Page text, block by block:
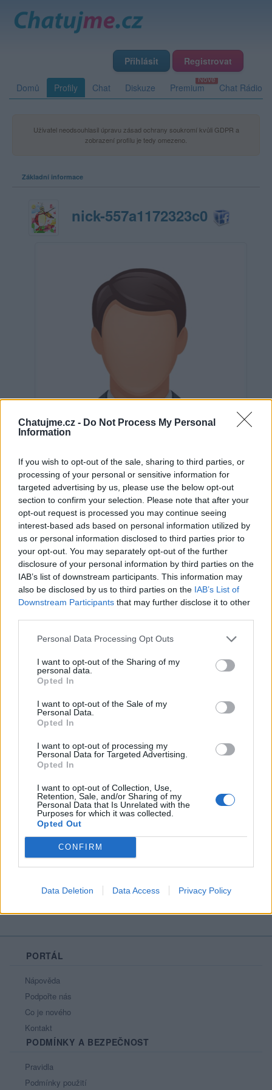
Chatujme.cz - Do Not Process My Personal
Information
If you wish to opt-out of the sale, sharing to third parties, or
processing of your personal or sensitive information for
targeted advertising by us, please use the below opt-out
section to confirm your selection. Please note that after your
opt-out request is processed you may continue seeing
interest-based ads based on personal information utilized by
us or personal information disclosed to third parties prior to
your opt-out. You may separately opt-out of the further
disclosure of your personal information by third parties on the
IAB’s list of downstream participants. This information may
also be disclosed by us to third parties on the IAB’s List of
Downstream Participants that may further disclose it to other
Personal Data Processing Opt Outs
I want to opt-out of the Sharing of my
personal data.
Opted In
I want to opt-out of the Sale of my
Personal Data.
Opted In
I want to opt-out of processing my
Personal Data for Targeted Advertising.
Opted In
I want to opt-out of Collection, Use,
Retention, Sale, and/or Sharing of my
Personal Data that Is Unrelated with the
Purposes for which it was collected.
Opted Out
CONFIRM
Data Deletion Data Access Privacy Policy
Přihlásit Registrovat
Domů Profily Chat Diskuze Premium Chat Rádio
Uživatel neodsouhlasil úpravu zásad ochrany soukromí kvůli GDPR a
zobrazení profilu je tedy omezeno.
Základní informace
nick-557a1172323c0
Neověřeno
0 uživatelům se líbí
Neověřený profil
Tento uživatel zatím neprokázal svou identitu ověřovací
fotografií. U neověřených profilů nelze zaručit, že fotografie a
údaje odpovídají skutečné osobě.
Kontakt
Informace o profilu a chatu
Naposledy aktivní: 28.10.2015 23:28
Počet přátel: 0
Profil zobrazen: 50x
Oblibené místnosti
Sledované diskuze
PORTÁL
Nápověda
Podpořte nás
Co je nového
Kontakt
PODMÍNKY A BEZPEČNOST
Pravidla
Podmínky použití